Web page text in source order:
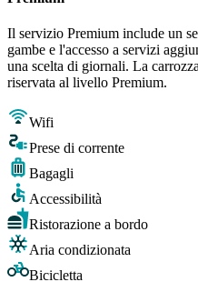
Il servizio Premium include un
gambe e l'accesso a servizi
una scelta di giornali. La
riservata al livello Premium.
Wifi
Prese di corrente
Bagagli
Accessibilità
Ristorazione a bordo
Aria condizionata
Bicicletta